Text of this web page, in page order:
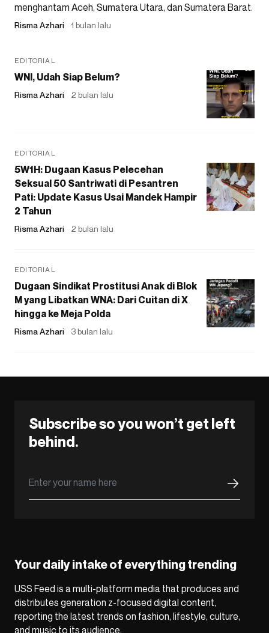
menghantam Aceh, Sumatera Utara, dan Sumatera Barat.
Risma Azhari 1 bulan lalu
EDITORIAL
WNI, Udah Siap Belum?
Risma Azhari 2 bulan lalu
EDITORIAL
5W1H: Dugaan Kasus Pelecehan
Seksual 50 Santriwati di Pesantren
Pati: Update Kasus Usai Mandek Hampir
2 Tahun
Risma Azhari 2 bulan lalu
EDITORIAL
Dugaan Sindikat Prostitusi Anak di Blok
M yang Libatkan WNA: Dari Cuitan di X
hingga ke Meja Polda
Risma Azhari 3 bulan lalu
Subscribe so you won’t get left
behind.
Your daily intake of everything trending
USS Feed is a multi-platform media that produces and
distributes generation z-focused digital content,
reporting the latest trends on fashion, lifestyle, culture,
and music to its audience.